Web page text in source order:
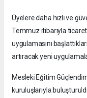
Üyelere daha hızlı ve
Temmuz itibarıyla
uygulamasını
artıracak yeni
Mesleki Eğitim
kuruluşlarıyla